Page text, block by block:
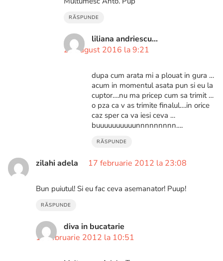
RĂSPUNDE
liliana andriescu...
21 august 2016 la 9:21
dupa cum arata mi a plouat in gura …
acum in momentul asata pun si eu la
cuptor….nu ma pricep cum sa trimit …
o pza ca v as trimite finalul….in orice
caz sper ca va iesi ceva …
buuuuuuuuuunnnnnnnnn….
RĂSPUNDE
zilahi adela 17 februarie 2012 la 23:08
Bun puiutul! Si eu fac ceva asemanator! Puup!
RĂSPUNDE
diva in bucatarie
18 februarie 2012 la 10:51